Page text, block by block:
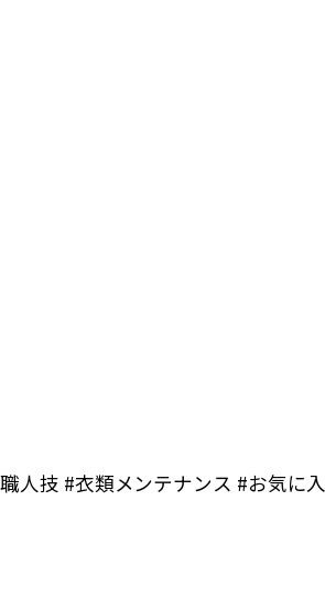
人技 #衣類メンテナンス #お気に入